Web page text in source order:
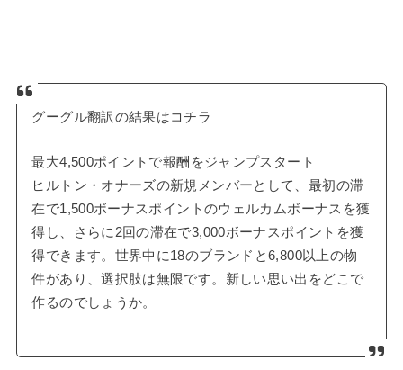
グーグル翻訳の結果はコチラ
最大4,500ポイントで報酬をジャンプスタート
ヒルトン・オナーズの新規メンバーとして、最初の滞
在で1,500ボーナスポイントのウェルカムボーナスを獲
得し、さらに2回の滞在で3,000ボーナスポイントを獲
得できます。世界中に18のブランドと6,800以上の物
件があり、選択肢は無限です。新しい思い出をどこで
作るのでしょうか。